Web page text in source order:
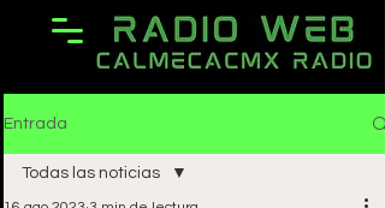
Entrada
Todas las noticias